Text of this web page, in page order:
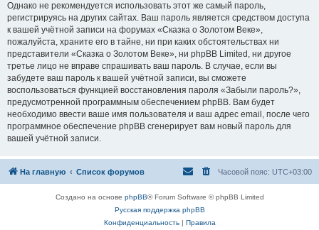
Однако не рекомендуется использовать этот же самый пароль,
регистрируясь на других сайтах. Ваш пароль является средством доступа
к вашей учётной записи на форумах «Сказка о Золотом Веке»,
пожалуйста, храните его в тайне, ни при каких обстоятельствах ни
представители «Сказка о Золотом Веке», ни phpBB Limited, ни другое
третье лицо не вправе спрашивать ваш пароль. В случае, если вы
забудете ваш пароль к вашей учётной записи, вы сможете
воспользоваться функцией восстановления пароля «Забыли пароль?»,
предусмотренной программным обеспечением phpBB. Вам будет
необходимо ввести ваше имя пользователя и ваш адрес email, после чего
программное обеспечение phpBB сгенерирует вам новый пароль для
вашей учётной записи.
На главную Список форумов Часовой пояс: UTC+03:00
Создано на основе phpBB® Forum Software © phpBB Limited
Русская поддержка phpBB
Конфиденциальность| Правила